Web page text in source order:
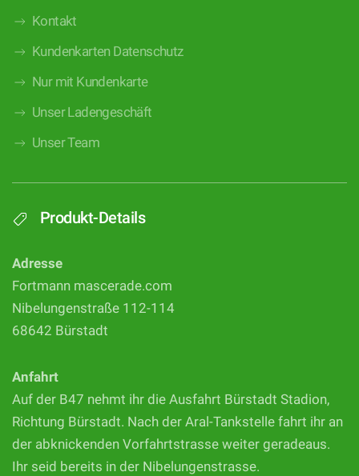
Kontakt
Kundenkarten Datenschutz
Nur mit Kundenkarte
Unser Ladengeschäft
Unser Team
Produkt-Details
Adresse
Fortmann mascerade.com
Nibelungenstraße 112-114
68642 Bürstadt
Anfahrt
Auf der B47 nehmt ihr die Ausfahrt Bürstadt Stadion,
Richtung Bürstadt. Nach der Aral-Tankstelle fahrt ihr an
der abknickenden Vorfahrtstrasse weiter geradeaus.
Ihr seid bereits in der Nibelungenstrasse.